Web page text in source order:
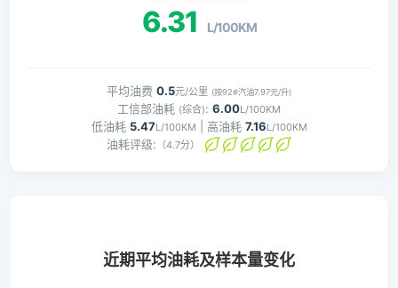
6.31 L/100KM
平均油费 0.5元/公里 (按92#汽油7.97元/升)
工信部油耗 (综合): 6.00L/100KM
低油耗 5.47L/100KM | 高油耗 7.16L/100KM
油耗评级: （4.7分）